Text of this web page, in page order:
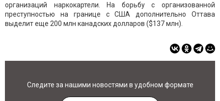
организаций наркокартели. На борьбу с организованной
преступностью на границе с США дополнительно Оттава
выделит еще 200 млн канадских долларов ($137 млн).
Следите за нашими новостями в удобном формате